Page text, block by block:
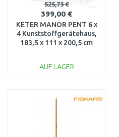
525,73 €
399,00 €
KETER MANOR PENT 6 x
4 Kunststoffgerätehaus,
183,5 x 111 x 200,5 cm
AUF LAGER